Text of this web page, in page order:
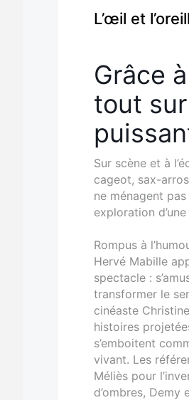
L’œil et
Grâce
tout
Sur scène et à
cageot, sax-
ne ménagent
exploration
Rompus à
Hervé Mabille
spectacle :
transformer le
cinéaste
histoires
s’emboitent
vivant. Les
Méliès pour
d’ombres,